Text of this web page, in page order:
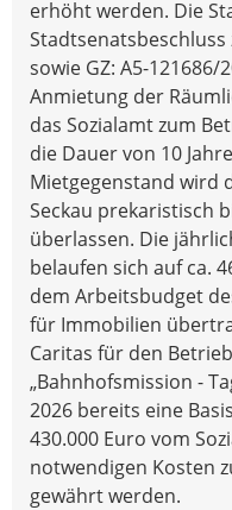
erhöht werden. Die
Stadtsenatsbeschluss
sowie GZ: A5-121686/
Anmietung der
das Sozialamt zum
die Dauer von 10
Mietgegenstand wird
Seckau prekaristisch
überlassen. Die
belaufen sich auf ca.
dem Arbeitsbudget
für Immobilien
Caritas für den
„Bahnhofsmission -
2026 bereits eine
430.000 Euro vom
notwendigen Kosten
gewährt werden.